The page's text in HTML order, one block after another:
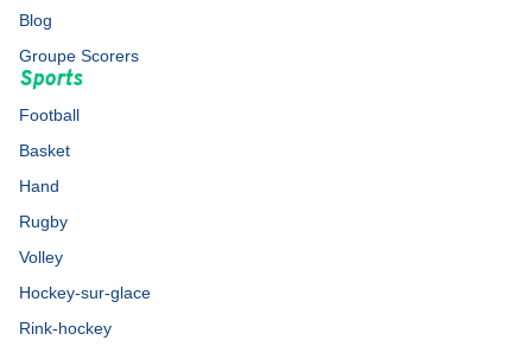
Blog
Groupe Scorers
Sports
Football
Basket
Hand
Rugby
Volley
Hockey-sur-glace
Rink-hockey